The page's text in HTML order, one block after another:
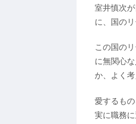
室井慎次
に、国の
この国の
に無関心
か、よく考
愛するも
実に職務